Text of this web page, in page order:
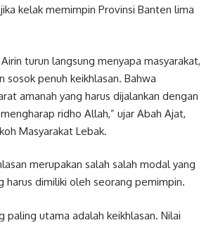
kelak memimpin Provinsi Banten lima
turun langsung menyapa masyarakat,
sosok penuh keikhlasan. Bahwa
amanah yang harus dijalankan dengan
ridho Allah,” ujar Abah Ajat,
Masyarakat Lebak.
merupakan salah salah modal yang
harus dimiliki oleh seorang pemimpin.
paling utama adalah keikhlasan. Nilai